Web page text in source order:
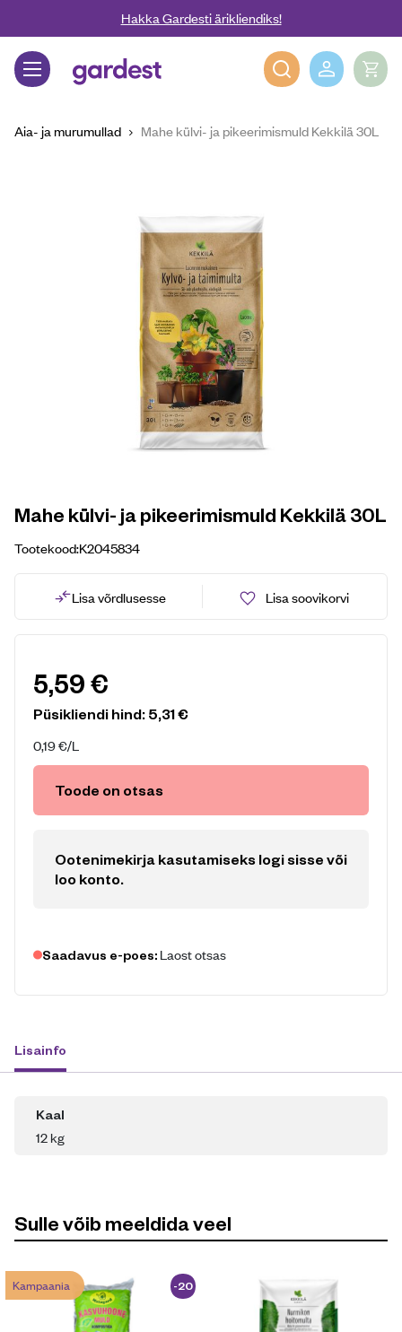
Liigu edasi põhisisu juurdeHakka Gardesti ärikliendiks!
Gardest
Aia- ja murumullad Mahe külvi- ja pikeerimismuld Kekkilä 30L
Mahe külvi- ja pikeerimismuld Kekkilä 30L
Tootekood:K2045834
Lisa võrdlusesse Lisa soovikorvi
5,59€
Püsikliendi hind:5,31€
0,19€/L
Toode on otsas
Ootenimekirja kasutamiseks logi sisse või
loo konto.
Saadavus e-poes: Laost otsas
Lisainfo
Kaal
12 kg
Sulle võib meeldida veel
Kampaania
-20
%